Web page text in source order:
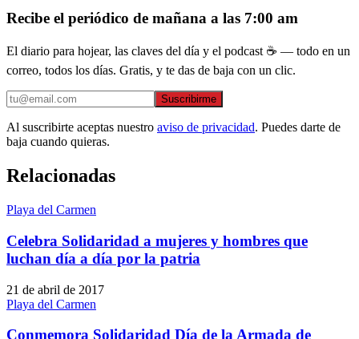
Recibe el periódico de mañana a las 7:00 am
El diario para hojear, las claves del día y el podcast ☕ — todo en un
correo, todos los días. Gratis, y te das de baja con un clic.
Suscribirme
Al suscribirte aceptas nuestro aviso de privacidad. Puedes darte de
baja cuando quieras.
Relacionadas
Playa del Carmen
Celebra Solidaridad a mujeres y hombres que
luchan día a día por la patria
21 de abril de 2017
Playa del Carmen
Conmemora Solidaridad Día de la Armada de